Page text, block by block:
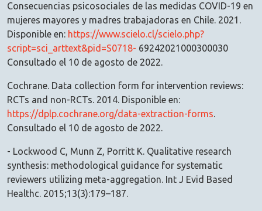
Consecuencias psicosociales de las medidas COVID-19 en
mujeres mayores y madres trabajadoras en Chile. 2021.
Disponible en: https://www.scielo.cl/scielo.php?
script=sci_arttext&pid=S0718- 69242021000300030
Consultado el 10 de agosto de 2022.
Cochrane. Data collection form for intervention reviews:
RCTs and non-RCTs. 2014. Disponible en:
https://dplp.cochrane.org/data-extraction-forms.
Consultado el 10 de agosto de 2022.
- Lockwood C, Munn Z, Porritt K. Qualitative research
synthesis: methodological guidance for systematic
reviewers utilizing meta-aggregation. Int J Evid Based
Healthc. 2015;13(3):179–187.